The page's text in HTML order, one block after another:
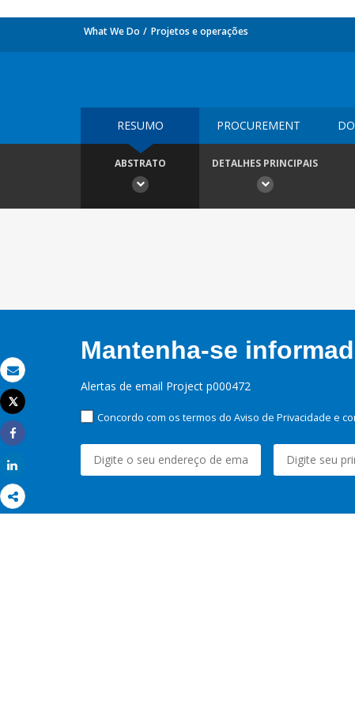
Email
Imprimir
Tweet
Share
What We Do Projetos e operações
RESUMO PROCUREMENT
ABSTRATO DETALHES PRINCIPAIS
Mantenha-se
Alertas de email Project p000472
Concordo com os termos do Aviso de Privacidade e